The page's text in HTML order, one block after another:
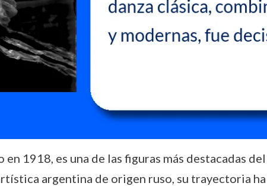
1918, es una de las figuras más destacadas
argentina de origen ruso, su trayectoria